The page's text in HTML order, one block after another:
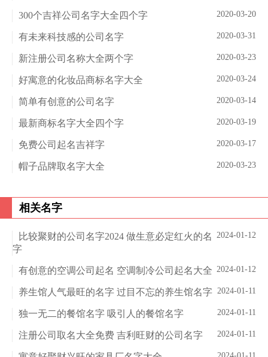
2020-03-20
300个吉祥公司名字大全四个字
2020-03-31
有未来科技感的公司名字
2020-03-23
新注册公司名称大全两个字
2020-03-24
好寓意的化妆品商标名字大全
2020-03-14
简单有创意的公司名字
2020-03-19
最新商标名字大全四个字
2020-03-17
免费公司起名吉祥字
2020-03-23
帽子品牌取名字大全
相关名字
2024-01-12
比较聚财的公司名字2024 做生意必定红火的名
字
2024-01-12
有创意的空调公司起名 空调制冷公司起名大全
2024-01-11
养生馆人气最旺的名字 过目不忘的养生馆名字
2024-01-11
独一无二的餐馆名字 吸引人的餐馆名字
2024-01-11
注册公司取名大全免费 吉利旺财的公司名字